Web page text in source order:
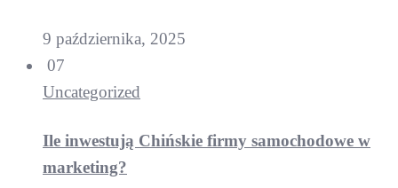
9 października, 2025
07
Uncategorized
Ile inwestują Chińskie firmy samochodowe w
marketing?